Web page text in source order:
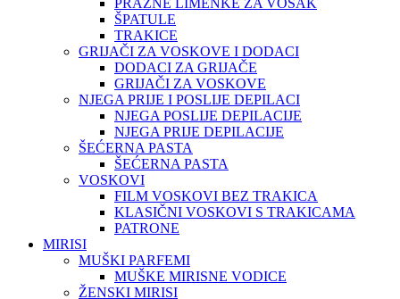
PRAZNE LIMENKE ZA VOSAK
ŠPATULE
TRAKICE
GRIJAČI ZA VOSKOVE I DODACI
DODACI ZA GRIJAČE
GRIJAČI ZA VOSKOVE
NJEGA PRIJE I POSLIJE DEPILACI
NJEGA POSLIJE DEPILACIJE
NJEGA PRIJE DEPILACIJE
ŠEĆERNA PASTA
ŠEĆERNA PASTA
VOSKOVI
FILM VOSKOVI BEZ TRAKICA
KLASIČNI VOSKOVI S TRAKICAMA
PATRONE
MIRISI
MUŠKI PARFEMI
MUŠKE MIRISNE VODICE
ŽENSKI MIRISI